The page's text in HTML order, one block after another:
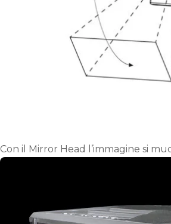
Con il Mirror Head l’immagine si